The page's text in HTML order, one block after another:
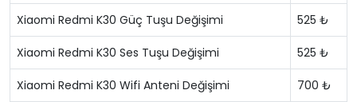
Xiaomi Redmi K30 Güç Tuşu Değişimi 525 ₺
Xiaomi Redmi K30 Ses Tuşu Değişimi 525 ₺
Xiaomi Redmi K30 Wifi Anteni Değişimi 700 ₺